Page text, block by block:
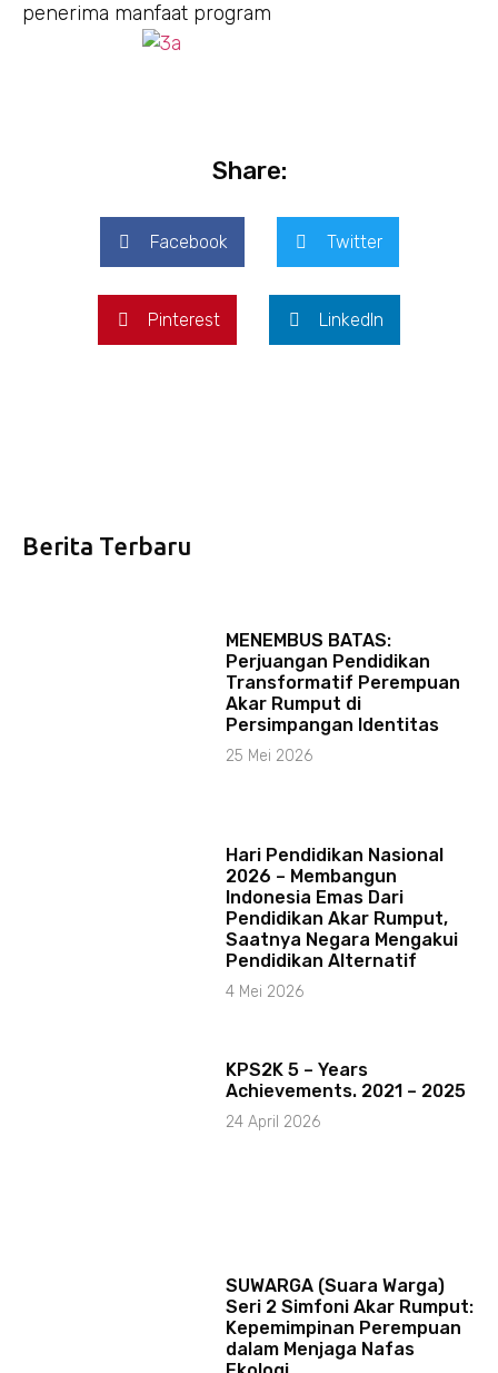
penerima manfaat program
Share:
Facebook Twitter
Pinterest LinkedIn
Berita Terbaru
MENEMBUS BATAS:
Perjuangan Pendidikan
Transformatif Perempuan
Akar Rumput di
Persimpangan Identitas
25 Mei 2026
Hari Pendidikan Nasional
2026 – Membangun
Indonesia Emas Dari
Pendidikan Akar Rumput,
Saatnya Negara Mengakui
Pendidikan Alternatif
4 Mei 2026
KPS2K 5 – Years
Achievements. 2021 – 2025
24 April 2026
SUWARGA (Suara Warga)
Seri 2 Simfoni Akar Rumput:
Kepemimpinan Perempuan
dalam Menjaga Nafas